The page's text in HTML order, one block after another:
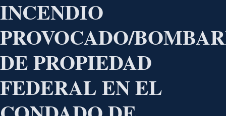
INCENDIO
PROVOCADO/
DE PROPIEDAD
FEDERAL EN EL